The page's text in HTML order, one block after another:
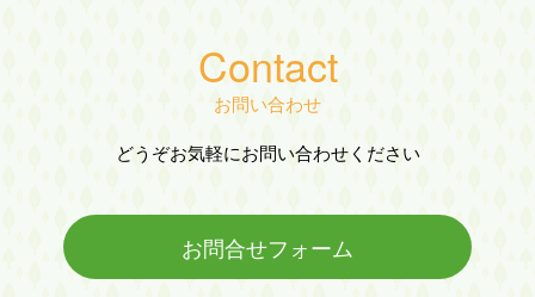
Contact
お問い合わせ
どうぞお気軽にお問い合わせください
お問合せフォーム